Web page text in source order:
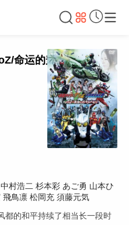
命运的盖亚记忆存储
中村浩二 杉本彩 あご勇 山本ひ
飛鳥凛 松岡充 須藤元気
都的和平持续了相当长一段时